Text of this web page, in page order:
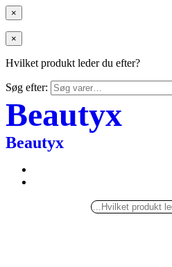
×
×
Hvilket produkt leder du efter?
Søg efter:
Beautyx
Beautyx